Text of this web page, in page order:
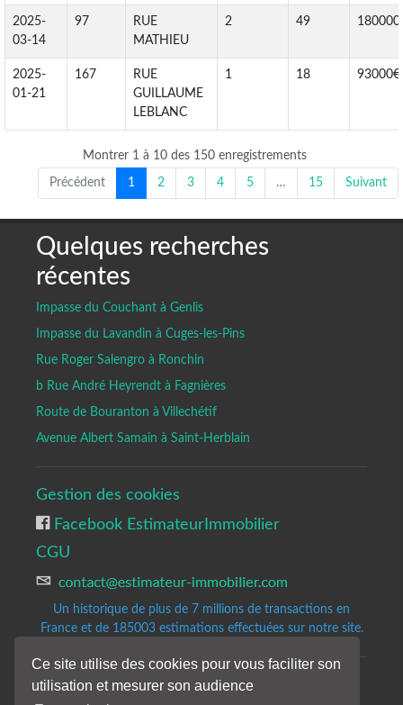
Ce site utilise des cookies pour vous faciliter son
utilisation et mesurer son audience
2025-
03-14
97
RUE
MATHIEU
2 49
2025-
01-21
167
RUE
GUILLAUME
LEBLANC
1 18 93000€
Montrer 1 à 10 des 150 enregistrements
Précédent 1 2 3 4 5 … 15 Suivant
Quelques recherches
récentes
Impasse du Couchant à Genlis
Impasse du Lavandin à Cuges-les-Pins
Rue Roger Salengro à Ronchin
b Rue André Heyrendt à Fagnières
Route de Bouranton à Villechétif
Avenue Albert Samain à Saint-Herblain
Gestion des cookies
Facebook EstimateurImmobilier
CGU
Un historique de plus de 7 millions de transactions en
France et de 185003estimations effectuées sur notre site.
Copyrights © 2020-2023 All Rights Reserved by Estimateur-Immobilier.